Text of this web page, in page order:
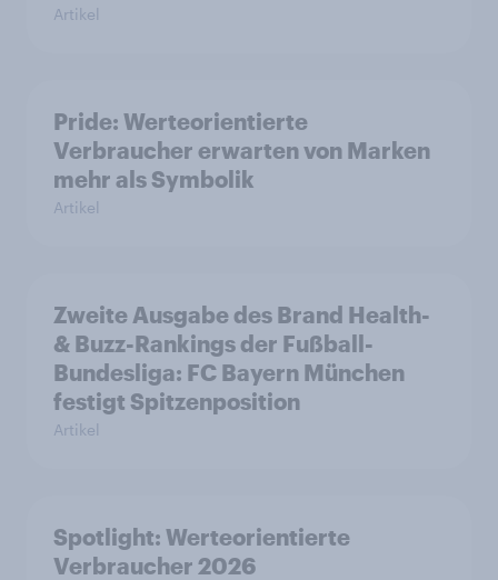
Artikel
Pride: Werteorientierte
Verbraucher erwarten von Marken
mehr als Symbolik
Artikel
Zweite Ausgabe des Brand Health-
& Buzz-Rankings der Fußball-
Bundesliga: FC Bayern München
festigt Spitzenposition
Artikel
Spotlight: Werteorientierte
Verbraucher 2026